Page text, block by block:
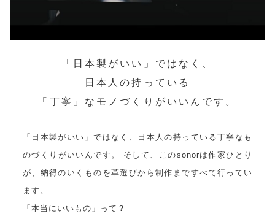
「日本製がいい」ではなく、
日本人の持っている
「丁寧」なモノづくりがいいんです。
「日本製がいい」ではなく、日本人の持っている丁寧なも
のづくりがいいんです。 そして、このsonorは作家ひとり
が、納得のいくものを革選びから制作まですべて行ってい
ます。
「本当にいいもの」って？